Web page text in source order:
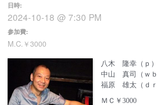
日時:
2024-10-18 @ 7:30 PM
参加費:
M.C.￥3000
八木 隆幸（ｐ）
中山 真司（ｗｂ
福原 雄太（ｄｒ
ＭＣ￥3000